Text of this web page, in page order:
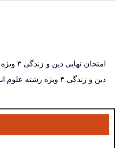
دین و زندگی ۳ ویژه رشته علوم انسانی شهریور ۱۴۰۲ را با پاسخنامه آن مشاهده کنید: